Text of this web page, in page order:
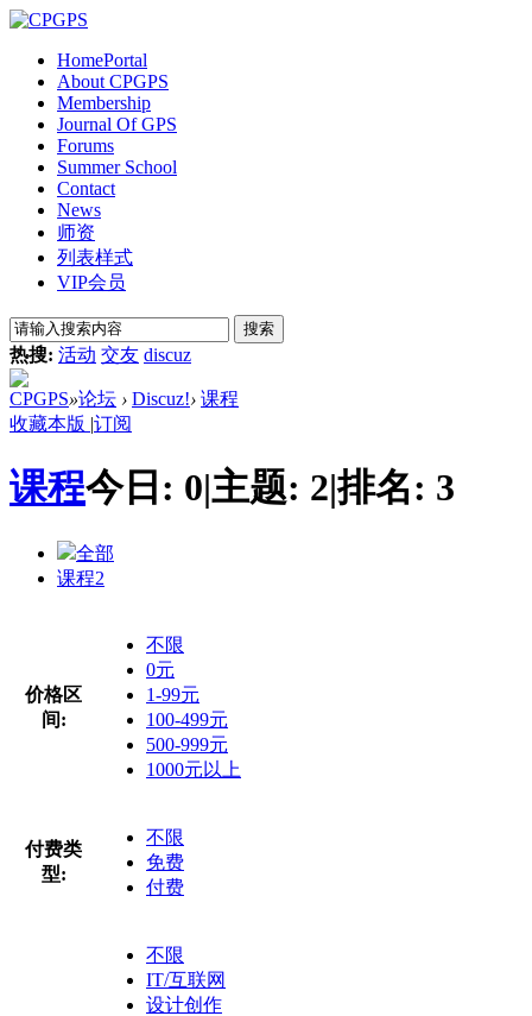
HomePortal
About CPGPS
Membership
Journal Of GPS
Forums
Summer School
Contact
News
师资
列表样式
VIP会员
搜索
热搜: 活动 交友 discuz
CPGPS»论坛 › Discuz!› 课程
收藏本版 |订阅
课程今日: 0|主题: 2|排名: 3
全部
课程2
价格区
间:
不限
0元
1-99元
100-499元
500-999元
1000元以上
付费类
型:
不限
免费
付费
不限
IT/互联网
设计创作